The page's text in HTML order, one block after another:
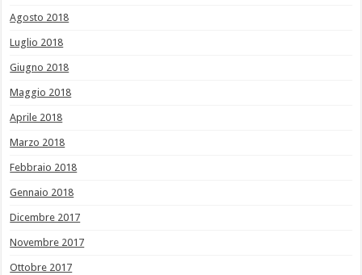
Agosto 2018
Luglio 2018
Giugno 2018
Maggio 2018
Aprile 2018
Marzo 2018
Febbraio 2018
Gennaio 2018
Dicembre 2017
Novembre 2017
Ottobre 2017